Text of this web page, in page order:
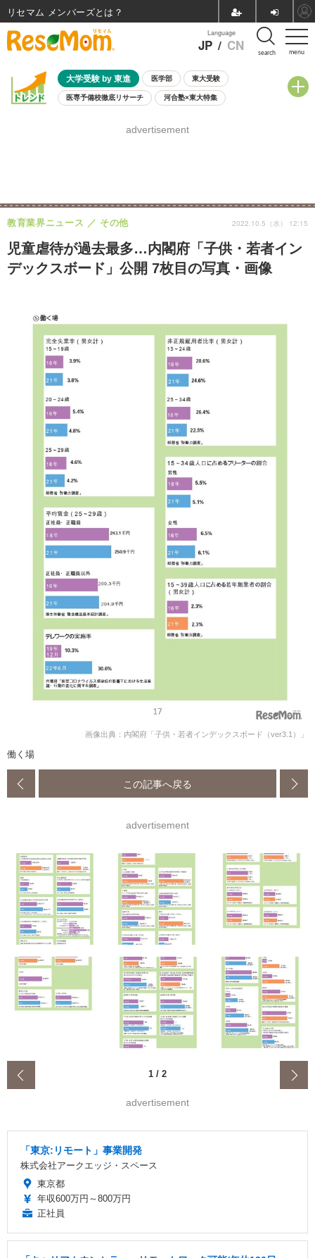
menu
Language
JP / CN search
大学受験 by 東進 医学部 東大受験
医専予備校徹底リサーチ 河合塾×東大特集
8月開催学校説明会・相談会
advertisement
児童虐待が過去最多…内閣府「子供・若者イン
デックスボード」公開 7枚目の写真・画像
教育業界ニュース その他 2022.10.5（水） 12:15
画像出典：内閣府「子供・若者インデックスボード（ver3.1）」
働く場
この記事へ戻る
advertisement
1 / 2
advertisement
「東京:リモート」事業開発
株式会社アークエッジ・スペース
東京都
年収600万円～800万円
正社員
リセマム メンバーズ